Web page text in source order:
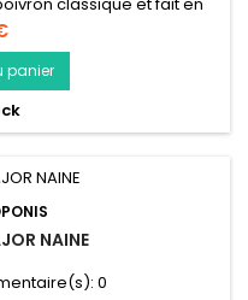
sucré, il agrémentera
ou vos plats à base de
piperade. Le poivron est
sa digestion, nous
panier
NAINE
0